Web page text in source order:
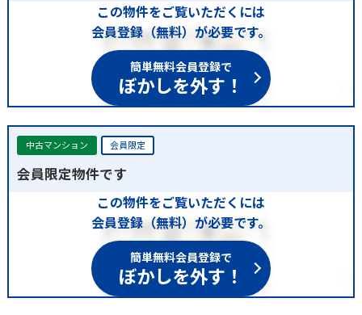
この物件をご覧いただくには
会員登録（無料）が必要です。
簡単無料会員登録で
ぼかしを外す！
中古マンション 会員限定
会員限定物件です
この物件をご覧いただくには
会員登録（無料）が必要です。
簡単無料会員登録で
ぼかしを外す！